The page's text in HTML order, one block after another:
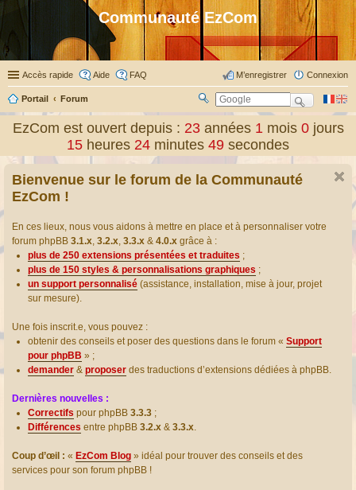
Communauté EzCom
Accès rapide Aide FAQ Connexion
M’enregistrer
Portail Forum
er
EzCom est ouvert depuis : 23 années1 mois0 jours
15 heures 24 minutes 49 secondes
Bienvenue sur le forum de la Communauté
EzCom !
En ces lieux, nous vous aidons à mettre en place et à personnaliser votre
forum phpBB 3.1.x, 3.2.x, 3.3.x & 4.0.x grâce à :
plus de 250 extensions présentées et traduites ;
plus de 150 styles & personnalisations graphiques ;
un support personnalisé (assistance, installation, mise à jour, projet
sur mesure).
Une fois inscrit.e, vous pouvez :
obtenir des conseils et poser des questions dans le forum « Support
pour phpBB » ;
demander & proposer des traductions d’extensions dédiées à phpBB.
Dernières nouvelles :
Correctifs pour phpBB 3.3.3 ;
Différences entre phpBB 3.2.x & 3.3.x.
Coup d’œil : « EzCom Blog » idéal pour trouver des conseils et des
services pour son forum phpBB !